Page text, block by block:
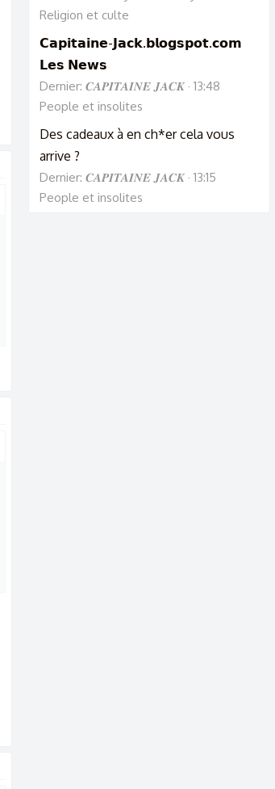
Religion et culte
𝗖𝗮𝗽𝗶𝘁𝗮𝗶𝗻𝗲-𝗝𝗮𝗰𝗸.𝗯𝗹𝗼𝗴𝘀𝗽𝗼𝘁.𝗰𝗼𝗺
𝗟𝗲𝘀 𝗡𝗲𝘄𝘀
Dernier: 𝑪𝑨𝑷𝑰𝑻𝑨𝑰𝑵𝑬 𝑱𝑨𝑪𝑲 13:48
People et insolites
Des cadeaux à en ch*er cela vous
arrive ?
Dernier: 𝑪𝑨𝑷𝑰𝑻𝑨𝑰𝑵𝑬 𝑱𝑨𝑪𝑲 13:15
People et insolites